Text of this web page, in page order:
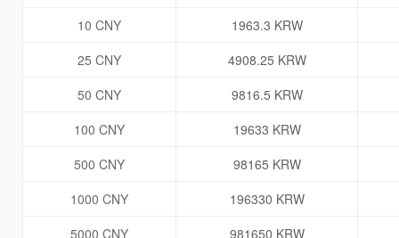
10 CNY
1963.3 KRW
25 CNY
4908.25 KRW
50 CNY
9816.5 KRW
100 CNY
19633 KRW
500 CNY
98165 KRW
1000 CNY
196330 KRW
5000 CNY
981650 KRW